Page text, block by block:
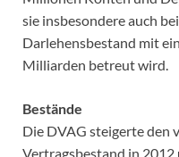
sie insbesondere auch
Darlehensbestand mit
Milliarden betreut wird.
Bestände
Die DVAG steigerte den
Vertragsbestand in 2012